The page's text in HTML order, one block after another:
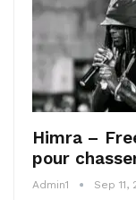
Himra –
pour
Admin1 Sep 11,